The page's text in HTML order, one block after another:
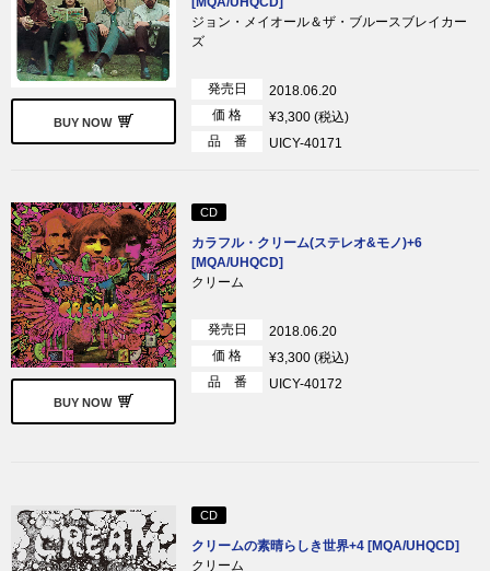
BUY NOW
ジョン・メイオール＆ザ・ブルースブレイカー
ズ
発売日
2018.06.20
価 格
¥3,300 (税込)
品 番
UICY-40171
BUY NOW
CD
カラフル・クリーム(ステレオ&モノ)+6
[MQA/UHQCD]
クリーム
発売日
2018.06.20
価 格
¥3,300 (税込)
品 番
UICY-40172
CD
クリームの素晴らしき世界+4 [MQA/UHQCD]
クリーム